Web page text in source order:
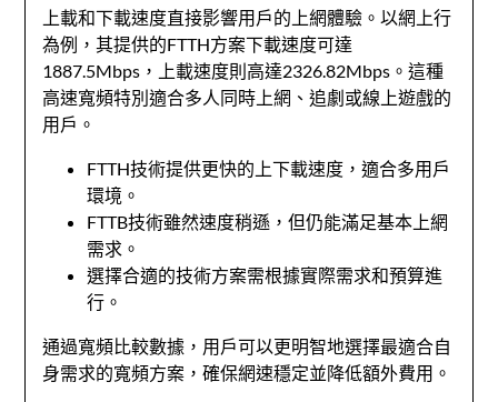
上載和下載速度直接影響用戶的上網體驗。以網上行
為例，其提供的FTTH方案下載速度可達
1887.5Mbps，上載速度則高達2326.82Mbps。這種
高速寬頻特別適合多人同時上網、追劇或線上遊戲的
用戶。
FTTH技術提供更快的上下載速度，適合多用戶
環境。
FTTB技術雖然速度稍遜，但仍能滿足基本上網
需求。
選擇合適的技術方案需根據實際需求和預算進
行。
通過寬頻比較數據，用戶可以更明智地選擇最適合自
身需求的寬頻方案，確保網速穩定並降低額外費用。